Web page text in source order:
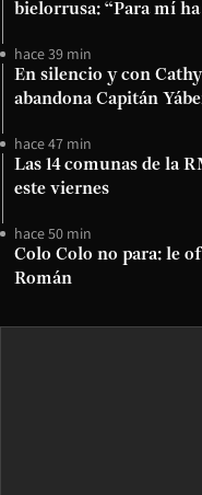
bielorrusa: “Para mí
hace 39 min
En silencio y con
abandona Capitán
hace 47 min
Las 14 comunas de la
este viernes
hace 50 min
Colo Colo no para: le
Román